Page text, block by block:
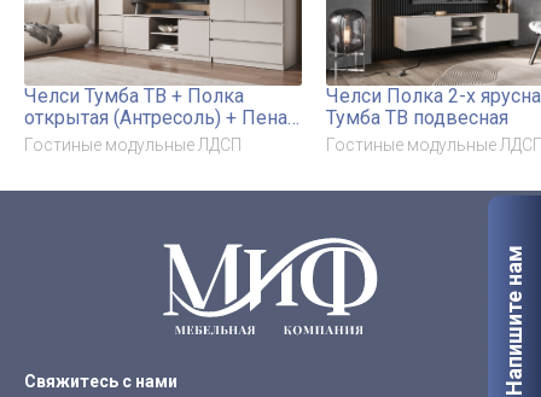
Челси Тумба ТВ + Полка
открытая (Антресоль) + Пенал
+ Шкаф 2-х ств
комбинированный
Гостиные модульные ЛДСП
Челси Полка 2-х
Тумба ТВ подвесная
Гостиные модульные
Свяжитесь с нами Напишите нам